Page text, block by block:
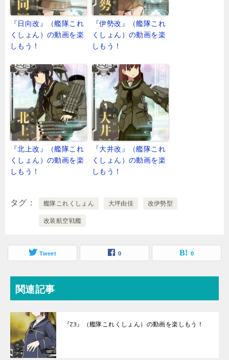
『日向改』（艦隊これ
くしょん）の動画を楽
しもう！
『伊勢改』（艦隊これ
くしょん）の動画を楽
しもう！
『北上改』（艦隊これ
くしょん）の動画を楽
しもう！
『大井改』（艦隊これ
くしょん）の動画を楽
しもう！
タグ 艦隊これくしょん 大坪由佳 改伊勢型
改装航空戦艦
Tweet 0 0
関連記事
『Z3』（艦隊これくしょん）の動画を楽しもう！